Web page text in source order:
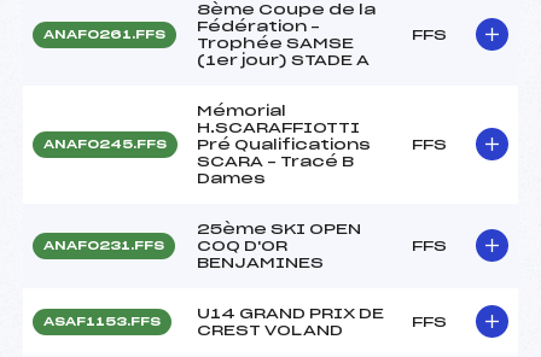
ANAF0261.FFS
8ème Coupe de la
Fédération –
Trophée SAMSE
(1er jour) STADE A
FFS
ANAF0245.FFS
Mémorial
H.SCARAFFIOTTI
Pré Qualifications
SCARA – Tracé B
Dames
FFS
ANAF0231.FFS
25ème SKI OPEN
COQ D'OR
BENJAMINES
FFS
ASAF1153.FFS
U14 GRAND PRIX DE
CREST VOLAND
FFS